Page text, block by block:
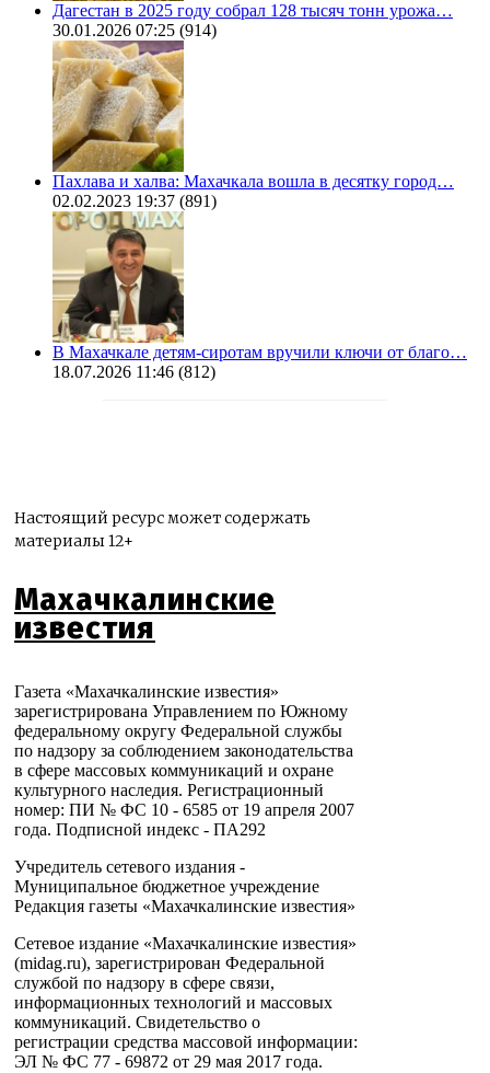
Дагестан в 2025 году собрал 128 тысяч тонн урожа…
30.01.2026 07:25 (914)
Пахлава и халва: Махачкала вошла в десятку город…
02.02.2023 19:37 (891)
В Махачкале детям-сиротам вручили ключи от благо…
18.07.2026 11:46 (812)
Настоящий ресурс может содержать
материалы 12+
Махачкалинские
известия
Газета «Махачкалинские известия»
зарегистрирована Управлением по Южному
федеральному округу Федеральной службы
по надзору за соблюдением законодательства
в сфере массовых коммуникаций и охране
культурного наследия. Регистрационный
номер: ПИ № ФС 10 - 6585 от 19 апреля 2007
года. Подписной индекс - ПА292
Учредитель сетевого издания -
Муниципальное бюджетное учреждение
Редакция газеты «Махачкалинские известия»
Сетевое издание «Махачкалинские известия»
(midag.ru), зарегистрирован Федеральной
службой по надзору в сфере связи,
информационных технологий и массовых
коммуникаций. Свидетельство о
регистрации средства массовой информации:
ЭЛ № ФС 77 - 69872 от 29 мая 2017 года.